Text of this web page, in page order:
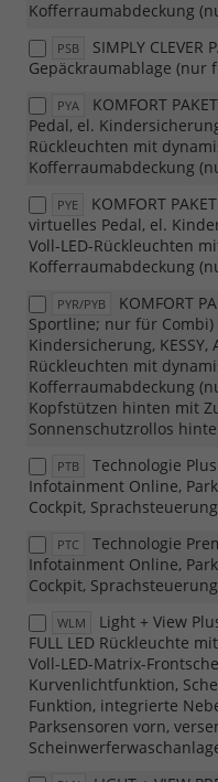
Kofferraumabdeckung
PSB
SIMPLY
Gepäckraumablage (nur
PYA
KOMFORT
Pedal, el.
Rückleuchten mit
Kofferraumabdeckung
PYE
KOMFORT
virtuelles Pedal, el.
Voll-LED-Rückleuchten
Kofferraumabdeckung
PYR/PYB
KOMFORT
Sportline; nur für Combi)
Kindersicherung, KESSY,
Rückleuchten mit
Kofferraumabdeckung
Kopfstützen hinten mit
Sonnenschutzrollos
PTB
Technologie
Infotainment Online,
Cockpit, Sprachsteuerung
PTC
Technologie
Infotainment Online,
Cockpit,
WLM
Light + View
FULL LED Rückleuchte
Voll-LED-Matrix-
Kurvenlichtfunktion,
Funktion, integrierte
Parksensoren vorn,